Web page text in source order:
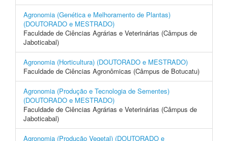
Agronomia (Genética e Melhoramento de Plantas)
(DOUTORADO e MESTRADO)
Faculdade de Ciências Agrárias e Veterinárias (Câmpus de
Jaboticabal)
Agronomia (Horticultura) (DOUTORADO e MESTRADO)
Faculdade de Ciências Agronômicas (Câmpus de Botucatu)
Agronomia (Produção e Tecnologia de Sementes)
(DOUTORADO e MESTRADO)
Faculdade de Ciências Agrárias e Veterinárias (Câmpus de
Jaboticabal)
Agronomia (Produção Vegetal) (DOUTORADO e